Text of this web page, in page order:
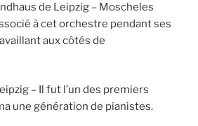
de Leipzig – Moscheles
à cet orchestre pendant ses
aux côtés de
– Il fut l’un des premiers
une génération de pianistes.